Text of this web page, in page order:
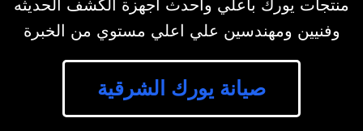
منتجات يورك باعلي واحدث اجهزة الكشف الحديثه
وفنيين ومهندسين علي اعلي مستوي من الخبرة
صيانة يورك الشرقية